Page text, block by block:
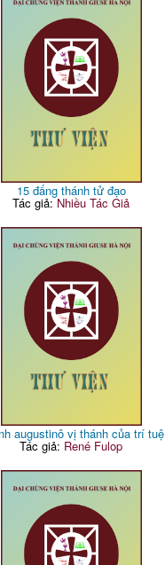
15 đấng thánh tử đạo
Tác giả:Nhiều Tác Giả
augustinô vị thánh của trí tuệ
Tác giả: René Fulop